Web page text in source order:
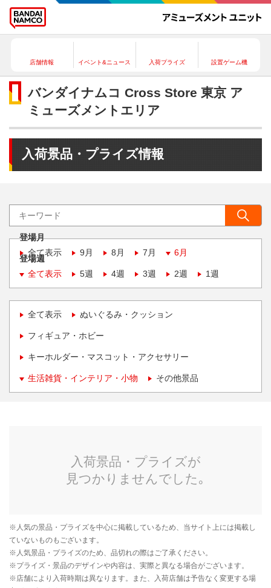
店舗情報 イベント&ニュース 入荷プライズ 設置ゲーム機
バンダイナムコ Cross Store 東京 ア
ミューズメントエリア
入荷景品・プライズ情報
登場月
全て表示
9月 8月 7月 6月
登場週
全て表示
5週 4週 3週 2週 1週
全て表示 ぬいぐるみ・クッション
フィギュア・ホビー
キーホルダー・マスコット・アクセサリー
生活雑貨・インテリア・小物 その他景品